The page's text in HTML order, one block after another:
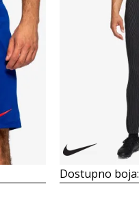
Dostupno boja: